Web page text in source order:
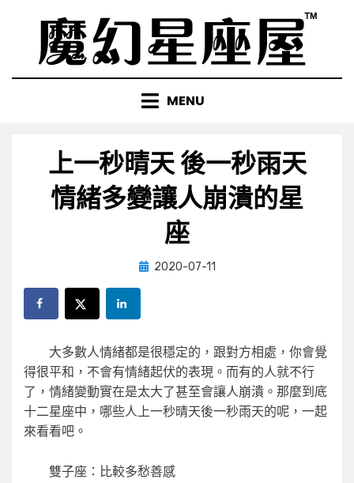
content
MENU
上一秒晴天 後一秒雨天
情緒多變讓人崩潰的星
座
by小編
Posted
2020-07-11
大多數人情緒都是很穩定的，跟對方相處，你會覺
得很平和，不會有情緒起伏的表現。而有的人就不行
了，情緒變動實在是太大了甚至會讓人崩潰。那麼到底
十二星座中，哪些人上一秒晴天後一秒雨天的呢，一起
來看看吧。
雙子座：比較多愁善感